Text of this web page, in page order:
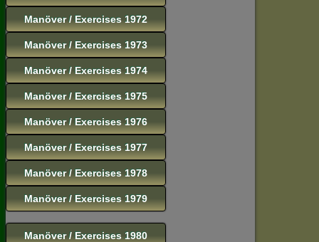
Manöver / Exercises 1972
Manöver / Exercises 1973
Manöver / Exercises 1974
Manöver / Exercises 1975
Manöver / Exercises 1976
Manöver / Exercises 1977
Manöver / Exercises 1978
Manöver / Exercises 1979
Manöver / Exercises 1980